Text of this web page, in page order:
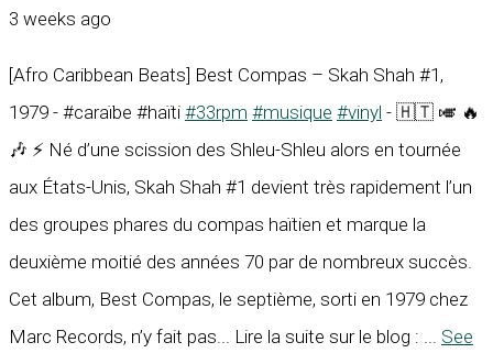
3 weeks ago
[Afro Caribbean Beats] Best Compas – Skah Shah #1,
1979 - #caraïbe #haïti #33rpm #musique #vinyl - 🇭🇹 🎺 🔥
🎶 ⚡ Né d’une scission des Shleu-Shleu alors en tournée
aux États-Unis, Skah Shah #1 devient très rapidement l’un
des groupes phares du compas haïtien et marque la
deuxième moitié des années 70 par de nombreux succès.
Cet album, Best Compas, le septième, sorti en 1979 chez
Marc Records, n’y fait pas... Lire la suite sur le blog : ... See